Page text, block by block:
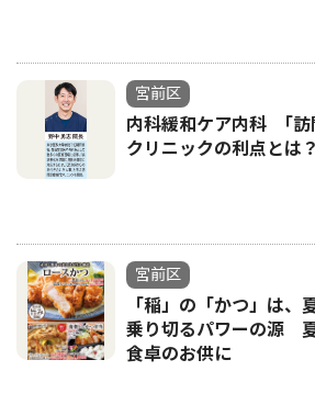
宮前区
内科緩和ケア内科 ｢訪
クリニックの利点とは？
宮前区
「稲」の「かつ」は
乗り切るパワーの源
食卓のお供に